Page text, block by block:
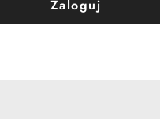
Zaloguj